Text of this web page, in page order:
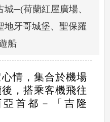
─(荷蘭紅屋廣場、
地牙哥城堡、聖保羅
船
情，集合於機場
，搭乘客機飛往
首都－「吉隆